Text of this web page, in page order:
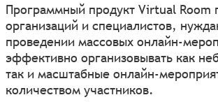
Программный продукт Virtual Room
организаций и специалистов,
проведении массовых онлайн-
эффективно организовывать как
так и масштабные онлайн-
количеством участников.